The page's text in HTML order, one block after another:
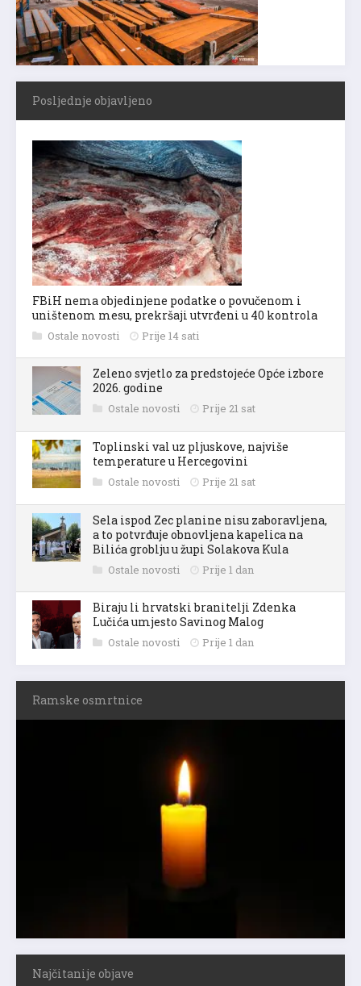
Posljednje objavljeno
FBiH nema objedinjene podatke o povučenom i
uništenom mesu, prekršaji utvrđeni u 40 kontrola
Ostale novosti Prije 14 sati
Zeleno svjetlo za predstojeće Opće izbore
2026. godine
Ostale novosti Prije 21 sat
Toplinski val uz pljuskove, najviše
temperature u Hercegovini
Ostale novosti Prije 21 sat
Sela ispod Zec planine nisu zaboravljena,
a to potvrđuje obnovljena kapelica na
Bilića groblju u župi Solakova Kula
Ostale novosti Prije 1 dan
Biraju li hrvatski branitelji Zdenka
Lučića umjesto Savinog Malog
Ostale novosti Prije 1 dan
Ramske osmrtnice
Najčitanije objave